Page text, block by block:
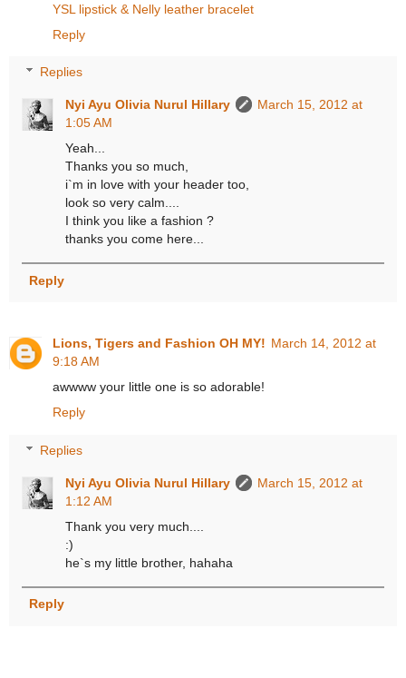
YSL lipstick & Nelly leather bracelet
Reply
Replies
Nyi Ayu Olivia Nurul Hillary
March 15, 2012 at
1:05 AM
Yeah...
Thanks you so much,
i`m in love with your header too,
look so very calm....
I think you like a fashion ?
thanks you come here...
Reply
Lions, Tigers and Fashion OH MY! March 14, 2012 at
9:18 AM
awwww your little one is so adorable!
Reply
Replies
Nyi Ayu Olivia Nurul Hillary
March 15, 2012 at
1:12 AM
Thank you very much....
:)
he`s my little brother, hahaha
Reply